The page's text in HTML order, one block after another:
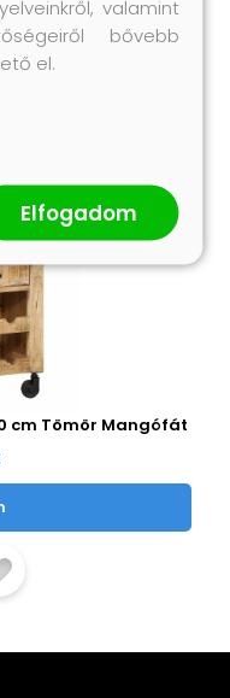
cm Tömör Mangófát
valamint
bővebb
el.
Elfogadom